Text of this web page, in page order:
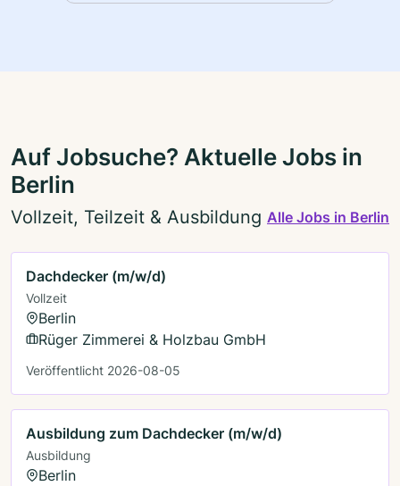
Auf Jobsuche? Aktuelle Jobs in
Berlin
Vollzeit, Teilzeit & Ausbildung Alle Jobs in Berlin
Dachdecker (m/w/d)
Vollzeit
Berlin
Rüger Zimmerei & Holzbau GmbH
Veröffentlicht 2026-08-05
Ausbildung zum Dachdecker (m/w/d)
Ausbildung
Berlin